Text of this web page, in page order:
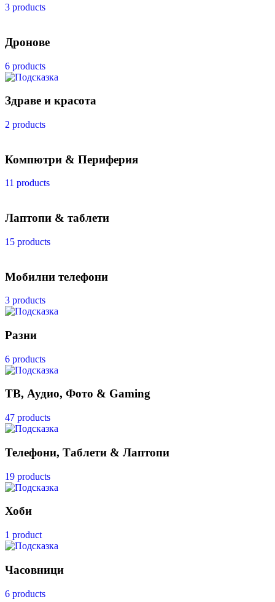
3 products
Дронове
6 products
Здраве и красота
2 products
Компютри & Периферия
11 products
Лаптопи & таблети
15 products
Мобилни телефони
3 products
Разни
6 products
ТВ, Аудио, Фото & Gaming
47 products
Телефони, Таблети & Лаптопи
19 products
Хоби
1 product
Часовници
6 products